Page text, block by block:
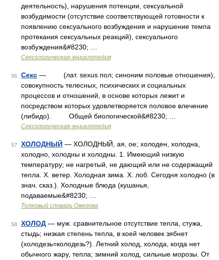
деятельность), нарушения потенции, сексуальной
возбудимости (отсутствие соответствующей готовности к
появлению сексуального возбуждения и нарушение темпа
протекания сексуальных реакций), сексуального
возбуждения&#8230; …
Сексологическая энциклопедия
56 Секс — (лат. sexus пол; синоним половые отношения),
совокупность телесных, психических и социальных
процессов и отношений, в основе которых лежит и
посредством которых удовлетворяется половое влечение
(либидо). Общей биологической&#8230; …
Сексологическая энциклопедия
57 ХОЛОДНЫЙ — ХОЛОДНЫЙ, ая, ое; холоден, холодна,
холодно, холодны и холодны. 1. Имеющий низкую
температуру; не нагретый, не дающий или не содержащий
тепла. Х. ветер. Холодная зима. Х. лоб. Сегодня холодно (в
знач. сказ.). Холодные блюда (кушанья,
подаваемые&#8230; …
Толковый словарь Ожегова
58 ХОЛОД — муж. сравнительное отсутствие тепла, стужа,
стыдь; низкая степень тепла, в коей человек зябнет
(холодезь=колодезь?). Летний холод, холода, когда нет
обычного жару, тепла; зимний холод, сильные морозы. От